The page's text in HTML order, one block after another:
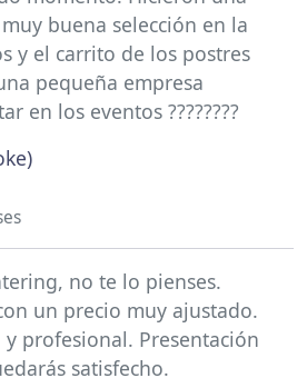
buena selección en la
y el carrito de los postres
pequeña empresa
en los eventos ????????
no te lo pienses.
un precio muy ajustado.
profesional. Presentación
satisfecho.